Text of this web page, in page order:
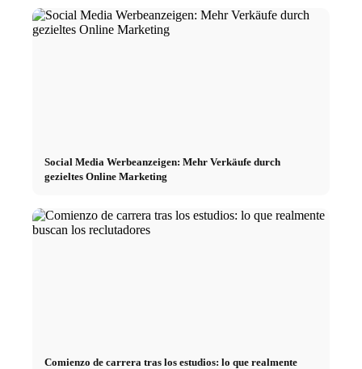
Social Media Werbeanzeigen: Mehr Verkäufe durch
gezieltes Online Marketing
Comienzo de carrera tras los estudios: lo que realmente